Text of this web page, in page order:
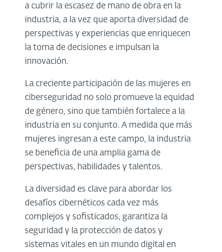
a cubrir la escasez de mano de obra en la
industria, a la vez que aporta diversidad de
perspectivas y experiencias que enriquecen
la toma de decisiones e impulsan la
innovación.
La creciente participación de las mujeres en
ciberseguridad no solo promueve la equidad
de género, sino que también fortalece a la
industria en su conjunto. A medida que más
mujeres ingresan a este campo, la industria
se beneficia de una amplia gama de
perspectivas, habilidades y talentos.
La diversidad es clave para abordar los
desafíos cibernéticos cada vez más
complejos y sofisticados, garantiza la
seguridad y la protección de datos y
sistemas vitales en un mundo digital en